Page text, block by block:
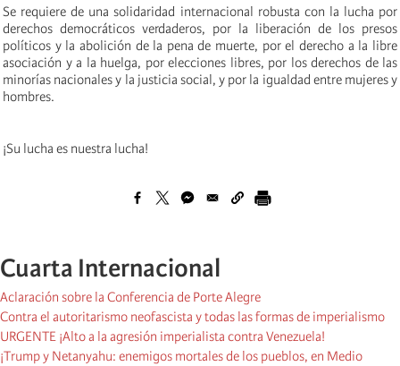
Se requiere de una solidaridad internacional robusta con la lucha por
derechos democráticos verdaderos, por la liberación de los presos
políticos y la abolición de la pena de muerte, por el derecho a la libre
asociación y a la huelga, por elecciones libres, por los derechos de las
minorías nacionales y la justicia social, y por la igualdad entre mujeres y
hombres.
¡Su lucha es nuestra lucha!
Cuarta Internacional
Aclaración sobre la Conferencia de Porte Alegre
Contra el autoritarismo neofascista y todas las formas de imperialismo
URGENTE ¡Alto a la agresión imperialista contra Venezuela!
¡Trump y Netanyahu: enemigos mortales de los pueblos, en Medio